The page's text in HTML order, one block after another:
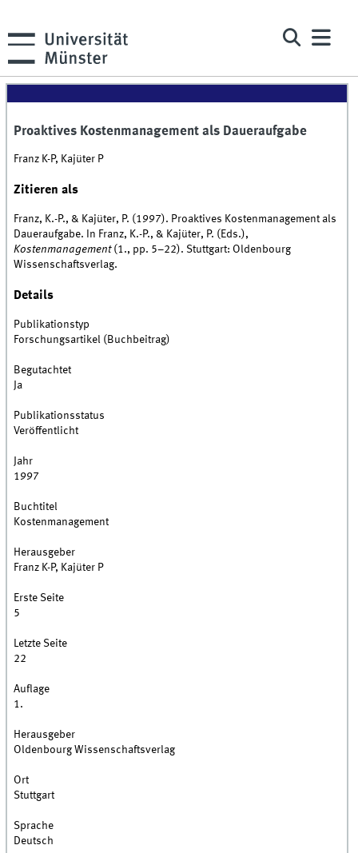
Proaktives Kostenmanagement als Daueraufgabe
Franz K-P, Kajüter P
Zitieren als
Franz, K.-P., & Kajüter, P. (1997). Proaktives Kostenmanagement als
Daueraufgabe. In Franz, K.-P., & Kajüter, P. (Eds.),
Kostenmanagement(1., pp. 5–22). Stuttgart: Oldenbourg
Wissenschaftsverlag.
Details
Publikationstyp
Forschungsartikel (Buchbeitrag)
Begutachtet
Ja
Publikationsstatus
Veröffentlicht
Jahr
1997
Buchtitel
Kostenmanagement
Herausgeber
Franz K-P, Kajüter P
Erste Seite
5
Letzte Seite
22
Auflage
1.
Herausgeber
Oldenbourg Wissenschaftsverlag
Ort
Stuttgart
Sprache
Deutsch